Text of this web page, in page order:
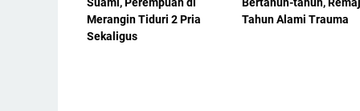
Suami, Perempuan di
Merangin Tiduri 2 Pria
Sekaligus
Bertahun-tahun,
Tahun Alami Trauma